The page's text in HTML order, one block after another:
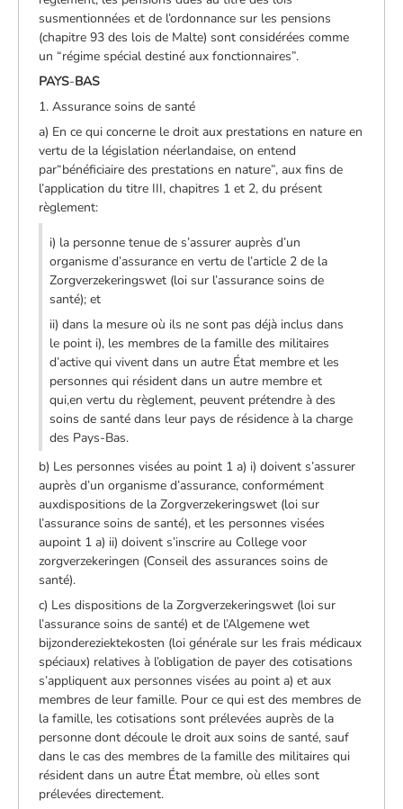
susmentionnées et de l’ordonnance sur les pensions
(chapitre 93 des lois de Malte) sont considérées comme
un “régime spécial destiné aux fonctionnaires”.
PAYS-BAS
1. Assurance soins de santé
a) En ce qui concerne le droit aux prestations en nature en
vertu de la législation néerlandaise, on entend
par“bénéficiaire des prestations en nature”, aux fins de
l’application du titre III, chapitres 1 et 2, du présent
règlement:
i) la personne tenue de s’assurer auprès d’un
organisme d’assurance en vertu de l’article 2 de la
Zorgverzekeringswet (loi sur l’assurance soins de
santé); et
ii) dans la mesure où ils ne sont pas déjà inclus dans
le point i), les membres de la famille des militaires
d’active qui vivent dans un autre État membre et les
personnes qui résident dans un autre membre et
qui,en vertu du règlement, peuvent prétendre à des
soins de santé dans leur pays de résidence à la charge
des Pays-Bas.
b) Les personnes visées au point 1 a) i) doivent s’assurer
auprès d’un organisme d’assurance, conformément
auxdispositions de la Zorgverzekeringswet (loi sur
l’assurance soins de santé), et les personnes visées
aupoint 1 a) ii) doivent s’inscrire au College voor
zorgverzekeringen (Conseil des assurances soins de
santé).
c) Les dispositions de la Zorgverzekeringswet (loi sur
l’assurance soins de santé) et de l’Algemene wet
bijzondereziektekosten (loi générale sur les frais médicaux
spéciaux) relatives à l’obligation de payer des cotisations
s’appliquent aux personnes visées au point a) et aux
membres de leur famille. Pour ce qui est des membres de
la famille, les cotisations sont prélevées auprès de la
personne dont découle le droit aux soins de santé, sauf
dans le cas des membres de la famille des militaires qui
résident dans un autre État membre, où elles sont
prélevées directement.